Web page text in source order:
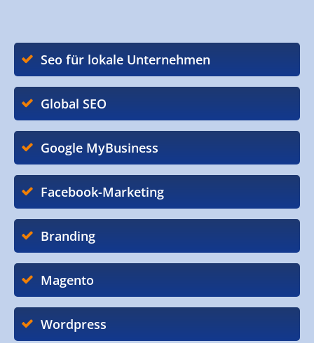
Seo für lokale Unternehmen
Global SEO
Google MyBusiness
Facebook-Marketing
Branding
Magento
Wordpress